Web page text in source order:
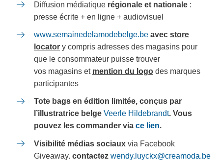
Diffusion médiatique régionale et nationale :
presse écrite + en ligne + audiovisuel
www.semainedelamodebelge.be avec store
locator y compris adresses des magasins pour
que le consommateur puisse trouver
vos magasins et mention du logo des marques
participantes
Tote bags en édition limitée, conçus par
l’illustratrice belge Veerle Hildebrandt. Vous
pouvez les commander via ce lien.
Visibilité médias sociaux via Facebook
Giveaway. contactez wendy.luyckx@creamoda.be